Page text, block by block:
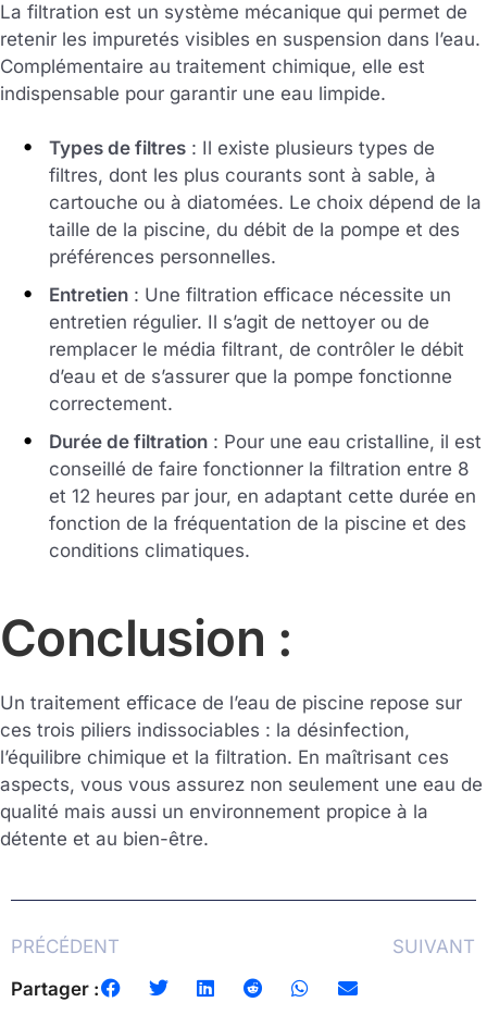
La filtration est un système mécanique qui permet de
retenir les impuretés visibles en suspension dans l’eau.
Complémentaire au traitement chimique, elle est
indispensable pour garantir une eau limpide.
Types de filtres : Il existe plusieurs types de
filtres, dont les plus courants sont à sable, à
cartouche ou à diatomées. Le choix dépend de la
taille de la piscine, du débit de la pompe et des
préférences personnelles.
Entretien : Une filtration efficace nécessite un
entretien régulier. Il s’agit de nettoyer ou de
remplacer le média filtrant, de contrôler le débit
d’eau et de s’assurer que la pompe fonctionne
correctement.
Durée de filtration : Pour une eau cristalline, il est
conseillé de faire fonctionner la filtration entre 8
et 12 heures par jour, en adaptant cette durée en
fonction de la fréquentation de la piscine et des
conditions climatiques.
Conclusion :
Un traitement efficace de l’eau de piscine repose sur
ces trois piliers indissociables : la désinfection,
l’équilibre chimique et la filtration. En maîtrisant ces
aspects, vous vous assurez non seulement une eau de
qualité mais aussi un environnement propice à la
détente et au bien-être.
PRÉCÉDENT
SUIVANT
Partager :